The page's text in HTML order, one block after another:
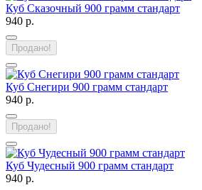
Куб Сказочный 900 грамм стандарт
940 р.
Продано!
Куб Снегири 900 грамм стандарт
940 р.
Продано!
Куб Чудесный 900 грамм стандарт
940 р.